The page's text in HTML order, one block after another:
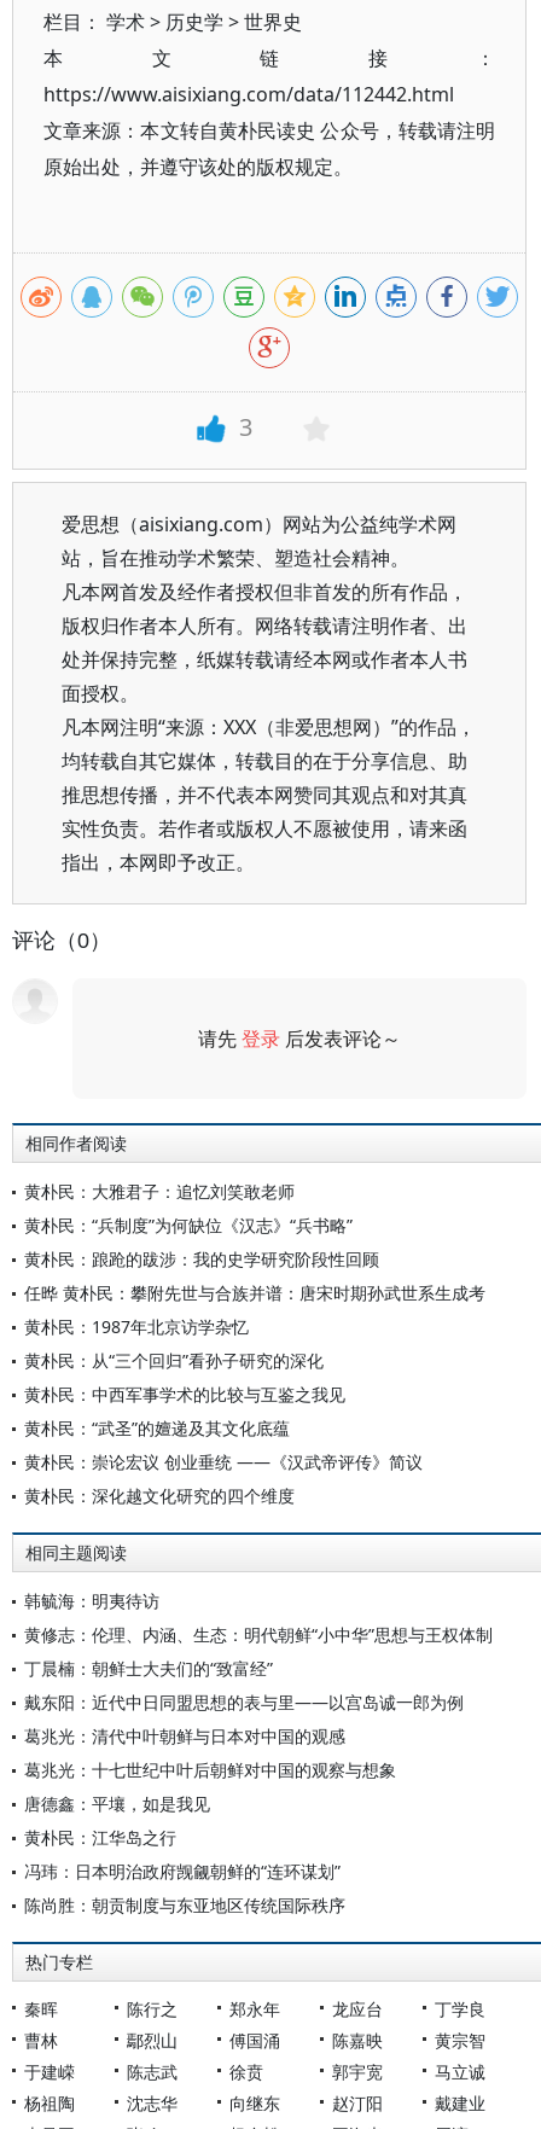
栏目： 学术> 历史学 >世界史
本文链接：
https://www.aisixiang.com/data/112442.html
文章来源：本文转自黄朴民读史 公众号，转载请注明
原始出处，并遵守该处的版权规定。
3
爱思想（aisixiang.com）网站为公益纯学术网
站，旨在推动学术繁荣、塑造社会精神。
凡本网首发及经作者授权但非首发的所有作品，
版权归作者本人所有。网络转载请注明作者、出
处并保持完整，纸媒转载请经本网或作者本人书
面授权。
凡本网注明“来源：XXX（非爱思想网）”的作品，
均转载自其它媒体，转载目的在于分享信息、助
推思想传播，并不代表本网赞同其观点和对其真
实性负责。若作者或版权人不愿被使用，请来函
指出，本网即予改正。
评论（0）
请先登录 后发表评论～
相同作者阅读
黄朴民：大雅君子：追忆刘笑敢老师
黄朴民：“兵制度”为何缺位《汉志》“兵书略”
黄朴民：踉跄的跋涉：我的史学研究阶段性回顾
任晔 黄朴民：攀附先世与合族并谱：唐宋时期孙武世系生成考
黄朴民：1987年北京访学杂忆
黄朴民：从“三个回归”看孙子研究的深化
黄朴民：中西军事学术的比较与互鉴之我见
黄朴民：“武圣”的嬗递及其文化底蕴
黄朴民：崇论宏议 创业垂统 ——《汉武帝评传》简议
黄朴民：深化越文化研究的四个维度
相同主题阅读
韩毓海：明夷待访
黄修志：伦理、内涵、生态：明代朝鲜“小中华”思想与王权体制
丁晨楠：朝鲜士大夫们的“致富经”
戴东阳：近代中日同盟思想的表与里——以宫岛诚一郎为例
葛兆光：清代中叶朝鲜与日本对中国的观感
葛兆光：十七世纪中叶后朝鲜对中国的观察与想象
唐德鑫：平壤，如是我见
黄朴民：江华岛之行
冯玮：日本明治政府觊觎朝鲜的“连环谋划”
陈尚胜：朝贡制度与东亚地区传统国际秩序
热门专栏
秦晖 陈行之 郑永年 龙应台
丁学良
曹林
鄢烈山 傅国涌 陈嘉映
黄宗智
于建嵘
陈志武 徐贲 郭宇宽
马立诚
杨祖陶
沈志华 向继东 赵汀阳
戴建业